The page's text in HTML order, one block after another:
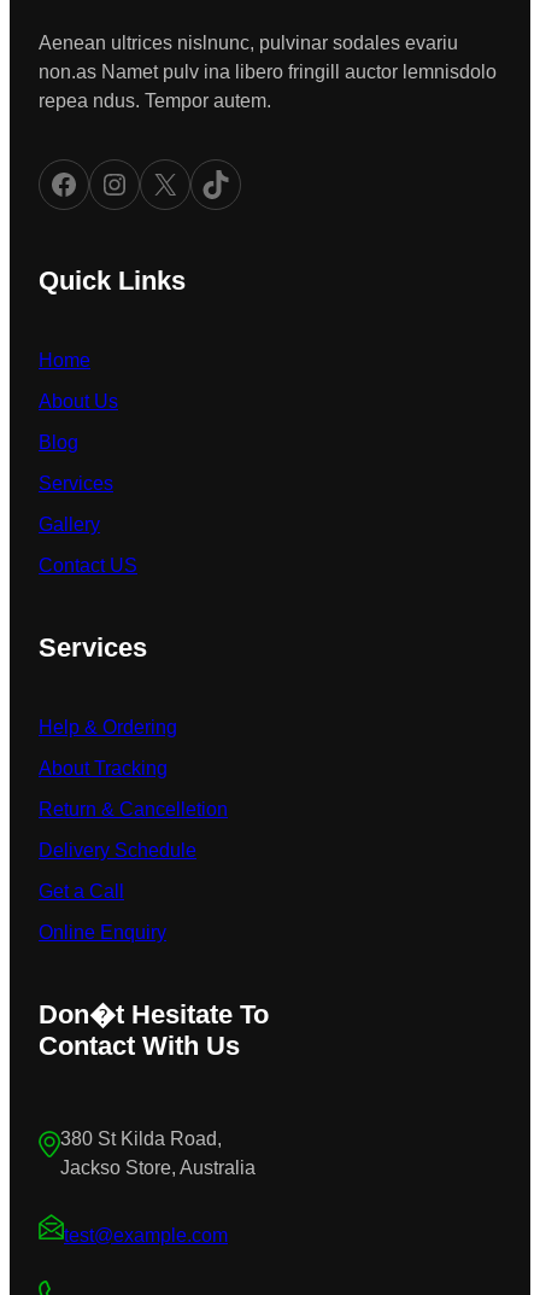
Aenean ultrices nislnunc, pulvinar sodales evariu
non.as Namet pulv ina libero fringill auctor lemnisdolo
repea ndus. Tempor autem.
Facebook Instagram X TikTok
Quick Links
Home
About Us
Blog
Services
Gallery
Contact US
Services
Help & Ordering
About Tracking
Return & Cancelletion
Delivery Schedule
Get a Call
Online Enquiry
Don�t Hesitate To
Contact With Us
380 St Kilda Road,
Jackso Store, Australia
test@example.com